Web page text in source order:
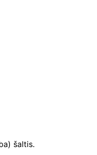
šaltis.